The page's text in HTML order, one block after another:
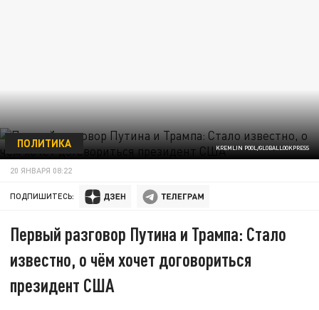
KREMLIN POOL/GLOBALLOOKPRESS
ПОЛИТИКА
20 ЯНВАРЯ 08:22
ПОДПИШИТЕСЬ:
Первый разговор Путина и Трампа: Стало
известно, о чём хочет договориться
президент США